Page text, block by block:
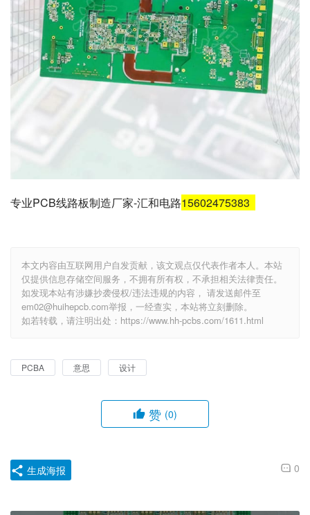
专业PCB线路板制造厂家-汇和电路15602475383
本文内容由互联网用户自发贡献，该文观点仅代表作者本人。本站
仅提供信息存储空间服务，不拥有所有权，不承担相关法律责任。
如发现本站有涉嫌抄袭侵权/违法违规的内容， 请发送邮件至
em02@huihepcb.com举报，一经查实，本站将立刻删除。
如若转载，请注明出处：https://www.hh-pcbs.com/1611.html
PCBA 意思 设计
赞 (0)
0
生成海报